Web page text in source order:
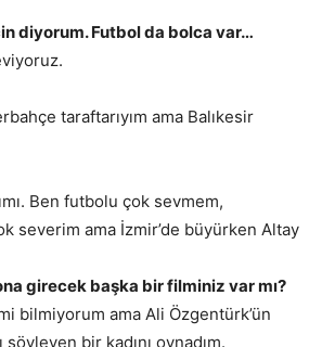
diyorum. Futbol da bolca var…
taraftarıyım ama Balıkesir
Ben futbolu çok sevmem,
severim ama İzmir’de büyürken Altay
girecek başka bir filminiz var mı?
bilmiyorum ama Ali Özgentürk’ün
bir kadını oynadım.